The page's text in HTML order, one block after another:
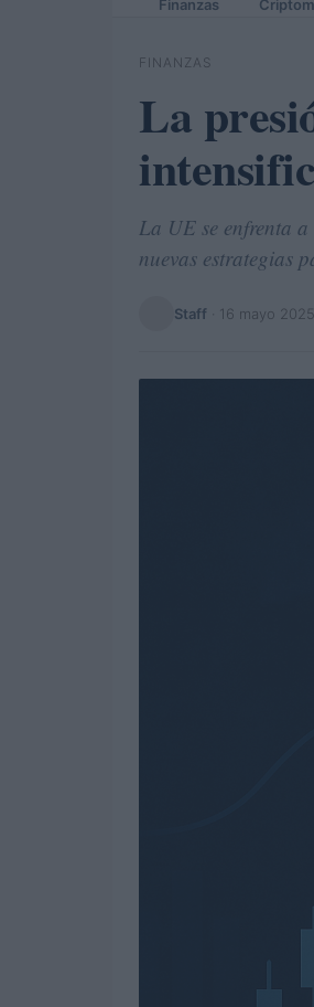
Finanzas
FINANZAS
La
La UE se enfrenta
nuevas estrategias
Staff 16 mayo 2025